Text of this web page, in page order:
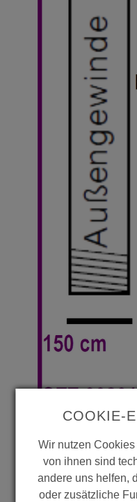
COOKIE-
Wir nutzen
von ihnen sind
andere uns helfen,
oder zusätzliche